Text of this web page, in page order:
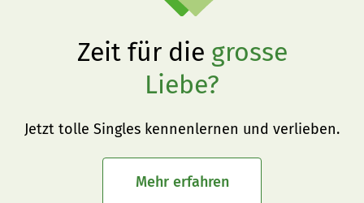
Zeit für die grosse
Liebe?
Jetzt tolle Singles kennenlernen und verlieben.
Mehr erfahren